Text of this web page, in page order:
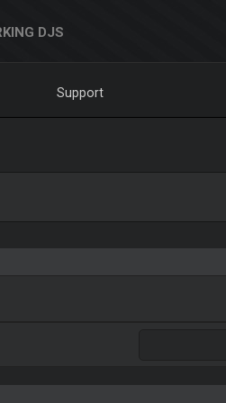
DJS
Support